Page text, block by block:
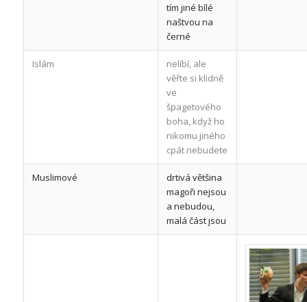
tím jiné bílé
naštvou na
černé
Islám
nelíbí, ale
věřte si klidně
ve
špagetového
boha, když ho
nikomu jiného
cpát nebudete
Muslimové
drtivá většina
magoři nejsou
a nebudou,
malá část jsou